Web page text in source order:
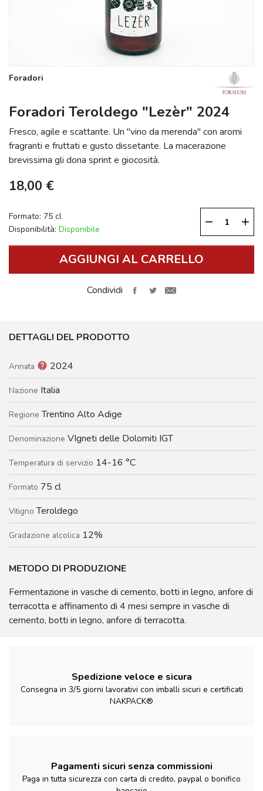
Foradori
Foradori Teroldego "Lezèr" 2024
Fresco, agile e scattante. Un "vino da merenda" con aromi
fragranti e fruttati e gusto dissetante. La macerazione
brevissima gli dona sprint e giocosità.
18,00 €
Formato: 75 cl
Disponibilità: Disponibile
remove add
AGGIUNGI AL CARRELLO
Condividi
DETTAGLI DEL PRODOTTO
Annata help 2024
Nazione Italia
RegioneTrentino Alto Adige
Denominazione VIgneti delle Dolomiti IGT
Temperatura di servizio 14-16 °C
Formato 75 cl
VitignoTeroldego
Gradazione alcolica 12%
METODO DI PRODUZIONE
Fermentazione in vasche di cemento, botti in legno, anfore di
terracotta e affinamento di 4 mesi sempre in vasche di
cemento, botti in legno, anfore di terracotta.
Spedizione veloce e sicura
Consegna in 3/5 giorni lavorativi con imballi sicuri e certificati
NAKPACK®
Pagamenti sicuri senza commissioni
Paga in tutta sicurezza con carta di credito, paypal o bonifico